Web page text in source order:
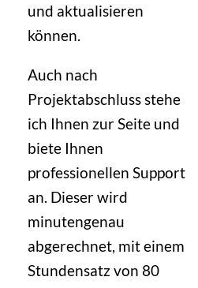
und aktualisieren
können.
Auch nach
Projektabschluss stehe
ich Ihnen zur Seite und
biete Ihnen
professionellen Support
an. Dieser wird
minutengenau
abgerechnet, mit einem
Stundensatz von 80